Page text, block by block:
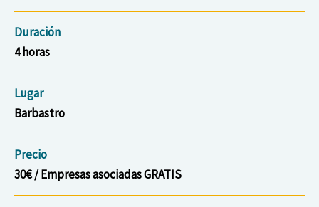
Duración
4 horas
Lugar
Barbastro
Precio
30€ / Empresas asociadas GRATIS